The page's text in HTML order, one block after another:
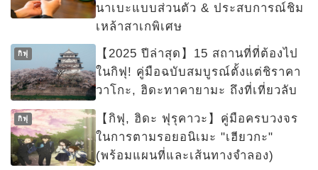
นาเบะแบบส่วนตัว & ประสบการณ์ชิม
เหล้าสาเกพิเศษ
กิฟุ
【2025 ปีล่าสุด】15 สถานที่ที่ต้องไป
ในกิฟุ! คู่มือฉบับสมบูรณ์ตั้งแต่ชิราคา
วาโกะ, ฮิดะทาคายามะ ถึงที่เที่ยวลับ
กิฟุ
【กิฟุ, ฮิดะ ฟุรุคาวะ】คู่มือครบวงจร
ในการตามรอยอนิเมะ "เฮียวกะ"
(พร้อมแผนที่และเส้นทางจำลอง)